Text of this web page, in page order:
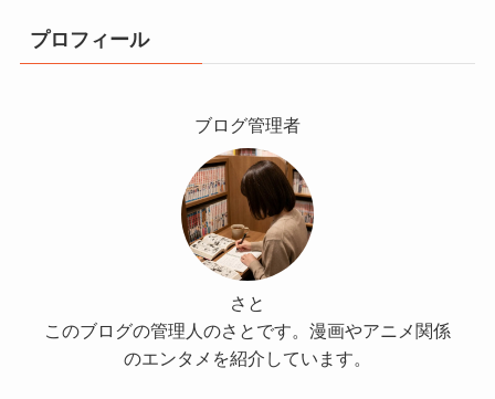
プロフィール
ブログ管理者
さと
このブログの管理人のさとです。漫画やアニメ関係
のエンタメを紹介しています。